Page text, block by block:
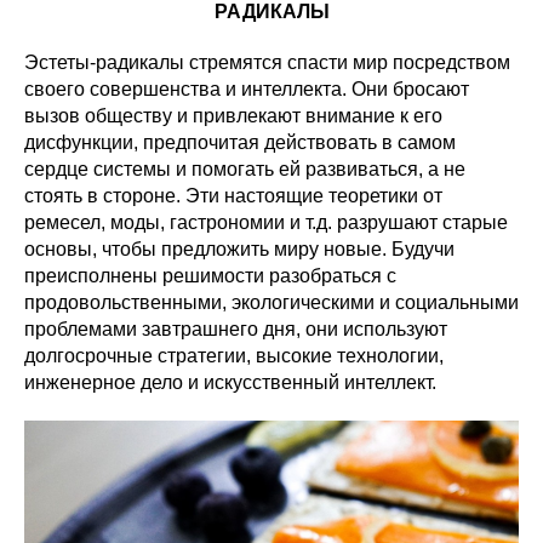
РАДИКАЛЫ
Эстеты-радикалы стремятся спасти мир посредством
своего совершенства и интеллекта. Они бросают
вызов обществу и привлекают внимание к его
дисфункции, предпочитая действовать в самом
сердце системы и помогать ей развиваться, а не
стоять в стороне. Эти настоящие теоретики от
ремесел, моды, гастрономии и т.д. разрушают старые
основы, чтобы предложить миру новые. Будучи
преисполнены решимости разобраться с
продовольственными, экологическими и социальными
проблемами завтрашнего дня, они используют
долгосрочные стратегии, высокие технологии,
инженерное дело и искусственный интеллект.